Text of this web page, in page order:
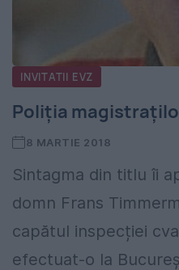
INVITATII EVZ
Poliția
8 MARTIE 2018
Sintagma din titlu îi
domn Frans
capătul inspecției
efectuat-o la